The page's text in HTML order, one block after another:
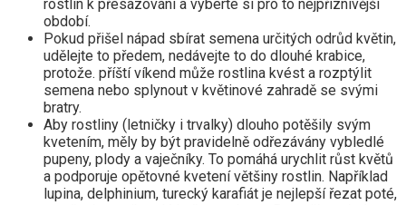
rostlin k přesazování a vyberte si pro to nejpříznivější
období.
Pokud přišel nápad sbírat semena určitých odrůd květin,
udělejte to předem, nedávejte to do dlouhé krabice,
protože. příští víkend může rostlina kvést a rozptýlit
semena nebo splynout v květinové zahradě se svými
bratry.
Aby rostliny (letničky i trvalky) dlouho potěšily svým
kvetením, měly by být pravidelně odřezávány vybledlé
pupeny, plody a vaječníky. To pomáhá urychlit růst květů
a podporuje opětovné kvetení většiny rostlin. Například
lupina, delphinium, turecký karafiát je nejlepší řezat poté,